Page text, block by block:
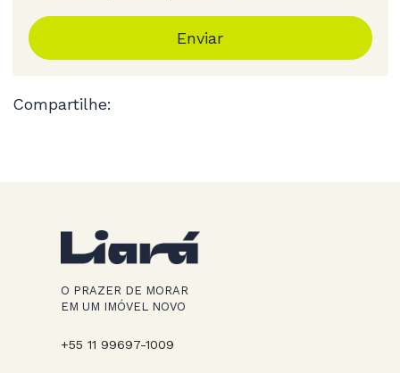
Enviar
Compartilhe:
O PRAZER DE MORAR
EM UM IMÓVEL NOVO
+55 11 99697-1009